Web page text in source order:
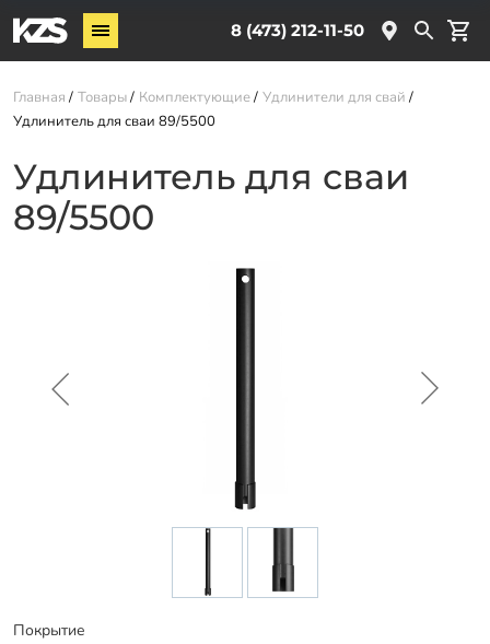
8 (473) 212-11-50
Винтовые сваи
Комплектующие
Услуги
О компании
Новости
Оплата
Главная Товары Комплектующие
Удлинители для свай
Удлинитель для сваи 89/5500
Удлинитель для сваи
89/5500
Покрытие